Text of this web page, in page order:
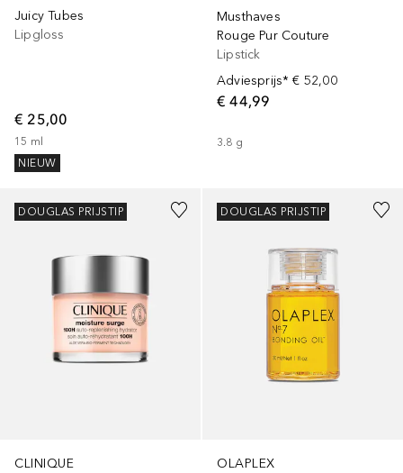
Juicy Tubes
Lipgloss
€ 25,00
15 ml
NIEUW
Musthaves
Rouge Pur Couture
Lipstick
Adviesprijs* € 52,00
€ 44,99
3.8 g
CLINIQUE
DOUGLAS PRIJSTIP
OLAPLEX
DOUGLAS PRIJSTIP